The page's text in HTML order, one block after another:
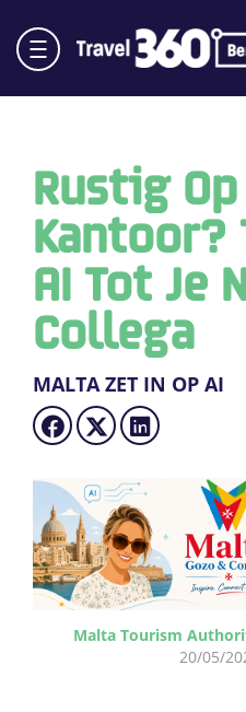
Rustig Op
Kantoor?
AI Tot Je
Collega
MALTA ZET IN OP AI
Malta Tourism
20/05/